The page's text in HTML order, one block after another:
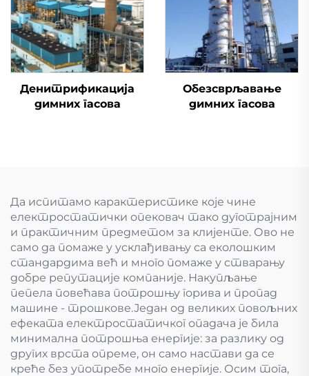
Денитрификација
димних гасова
Обезсврљавање
димних гасова
Да испитамо карактеристике које чине
електростатички опековач тако дуготрајним
и практичним предметом за клијенте. Ово не
само да помаже у усклађивању са еколошким
стандардима већ и много помаже у стварању
добре репутације компаније. Накупљање
пепела повећава потрошњу горива и пропад
машине - трошкове.Један од великих повољних
ефеката електростатичког опадача је била
минимална потрошња енергије: за разлику од
других врста опреме, он само настави да се
креће без употребе много енергије. Осим тога,